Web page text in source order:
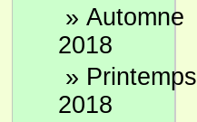
» Automne
2018
» Printemps
2018